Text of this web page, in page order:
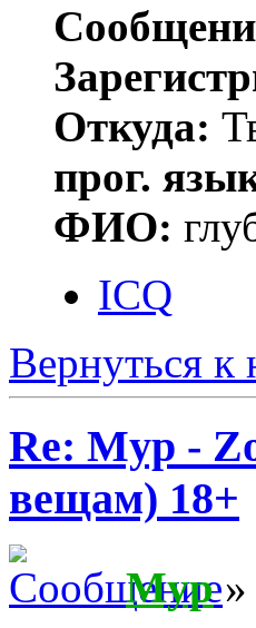
Откуда:
прог.
ФИО:
ICQ
Вернуться к
Re: Myp -
вещам) 18+
Myp»